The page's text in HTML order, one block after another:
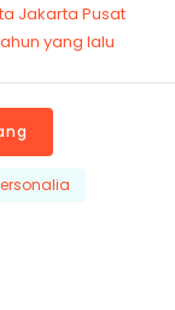
Jakarta Pusat
yang lalu